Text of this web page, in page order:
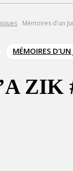
Mémoires d'un
MÉMOIRES
ZIK